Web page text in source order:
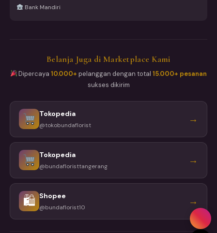
Bank Mandiri
Belanja Juga di Marketplace Kami
Dipercaya10.000+ pelanggan dengan total15.000+ pesanan
sukses dikirim
Tokopedia
@tokobundaflorist →
Tokopedia
@bundafloristtangerang →
🛍 Shopee
@bundaflorist10 →